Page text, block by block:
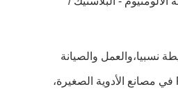
نسبيا،والعمل والصيانة
أكثر ملاءمةوهي مناسبة لمؤسسات الإنتاج الصغيرة والمتوسطة الحجم ويمكن أن تلبي احتياجات التعبئة والتغليف المتنوعة.يتم تفضيل نماذج مثل PPB - 80 و PPB - 140 في مصانع الأدوية الصغيرة،